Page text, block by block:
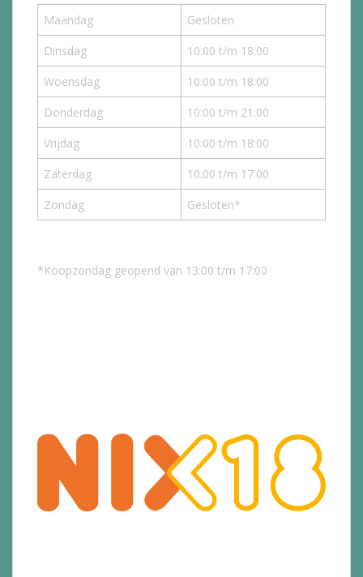
Maandag
Gesloten
Dinsdag
10:00 t/m 18:00
Woensdag
10:00 t/m 18:00
Donderdag
10:00 t/m 21:00
Vrijdag
10:00 t/m 18:00
Zaterdag
10:00 t/m 17:00
Zondag
Gesloten*
*Koopzondag geopend van 13:00 t/m 17:00